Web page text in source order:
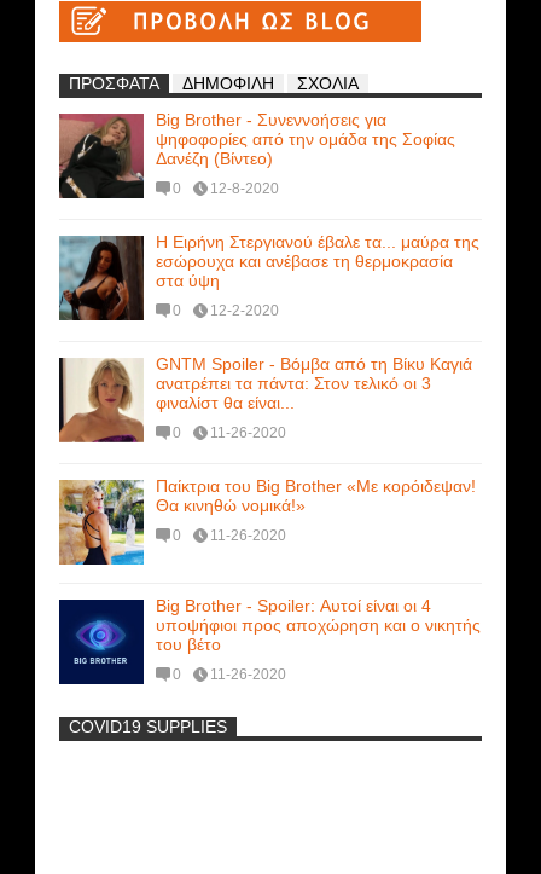
ΠΡΟΣΦΑΤΑ ΔΗΜΟΦΙΛΗ
ΣΧΟΛΙΑ
Big Brother - Συνεννοήσεις για
ψηφοφορίες από την ομάδα της Σοφίας
Δανέζη (Βίντεο)
0 12-8-2020
Η Ειρήνη Στεργιανού έβαλε τα... μαύρα της
εσώρουχα και ανέβασε τη θερμοκρασία
στα ύψη
0 12-2-2020
GNTM Spoiler - Βόμβα από τη Βίκυ Καγιά
ανατρέπει τα πάντα: Στον τελικό οι 3
φιναλίστ θα είναι...
0 11-26-2020
Παίκτρια του Big Brother «Με κορόιδεψαν!
Θα κινηθώ νομικά!»
0 11-26-2020
Big Brother - Spoiler: Αυτοί είναι οι 4
υποψήφιοι προς αποχώρηση και ο νικητής
του βέτο
0 11-26-2020
-
COVID19 SUPPLIES